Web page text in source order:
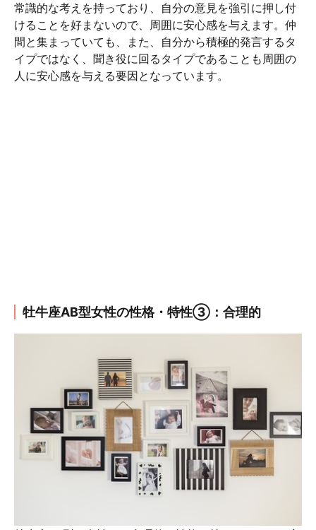
常識的な考えを持っており、自分の意見を強引に押し付
けることを好まないので、周囲に安心感を与えます。仲
間と集まっていても、また、自分から積極的発言するタ
イプではなく、聞き役に回るタイプであることも周囲の
人に安心感を与える要因となっています。
牡牛座AB型女性の性格・特性③：合理的